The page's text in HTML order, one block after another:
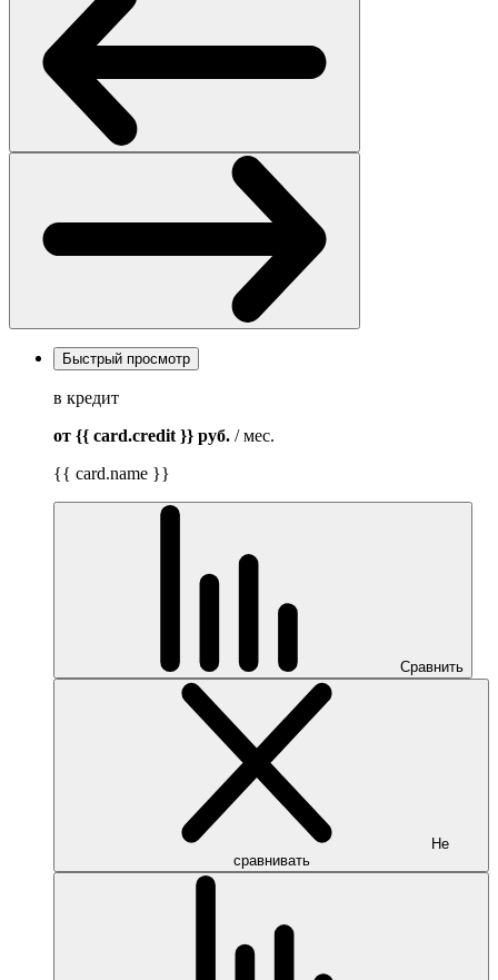
Быстрый просмотр
в кредит
от {{ card.credit }} руб. / мес.
{{ card.name }}
Сравнить
Не
сравнивать